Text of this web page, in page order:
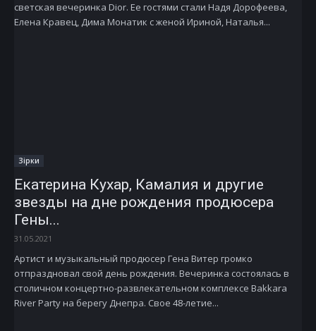
светская вечеринка Dior. Ее гостями стали Надя Дорофеева,
Елена Кравец, Дима Монатик с женой Ириной, Наталья...
Зірки
Екатерина Кухар, Камалия и другие
звезды на дне рождения продюсера
Гены...
31.05.2021
Артист и музыкальный продюсер Гена Витер громко
отпраздновал свой день рождения. Вечеринка состоялась в
столичном концертно-развлекательном комплексе Bakkara
River Party на берегу Днепра. Свое 48-летие...